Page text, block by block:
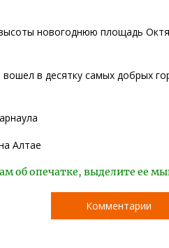
новогоднюю площадь
вошел в десятку самых добрых
Алтае
об опечатке, выделите ее
Комментарии